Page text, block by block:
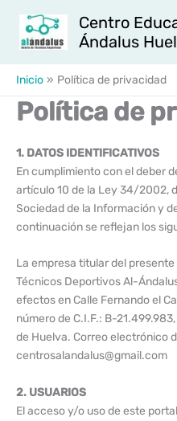
contenido
Centro
Ándalus
Inicio Política de privacidad
Política de
1. DATOS IDENTIFICATIVOS
En cumplimiento con el deber
artículo 10 de la Ley 34/2002,
Sociedad de la Información y
continuación se reflejan los
La empresa titular del
Técnicos Deportivos Al-
efectos en Calle Fernando el
número de C.I.F.: B-
de Huelva. Correo electrónico
centrosalandalus@gmail.com
2. USUARIOS
El acceso y/o uso de este